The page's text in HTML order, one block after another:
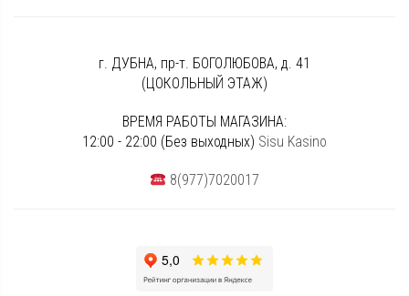
г. ДУБНА, пр-т. БОГОЛЮБОВА, д. 41
(ЦОКОЛЬНЫЙ ЭТАЖ)
ВРЕМЯ РАБОТЫ МАГАЗИНА:
12:00 - 22:00 (Без выходных) Sisu Kasino
8(977)7020017